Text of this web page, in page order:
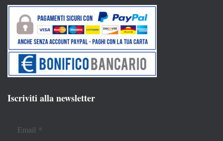
Iscriviti alla newsletter
Email *